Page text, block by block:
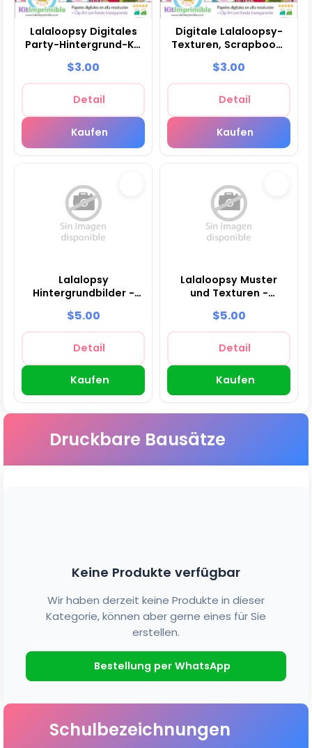
Lalaloopsy Digitales
Party-Hintergrund-Kit
$3.00
Detail
Kaufen
Digitale Lalaloopsy-
Texturen, Scrapbook-
$3.00
Detail
Kaufen
Lalalopsy
Hintergrundbilder -
Dekorationspapiere
$5.00
Detail
Kaufen
Lalaloopsy Muster
und Texturen -
Kits
$5.00
Detail
Kaufen
Druckbare Bausätze
Keine Produkte verfügbar
Wir haben derzeit keine Produkte in dieser
Kategorie, können aber gerne eines für Sie
erstellen.
Bestellung per WhatsApp
Schulbezeichnungen